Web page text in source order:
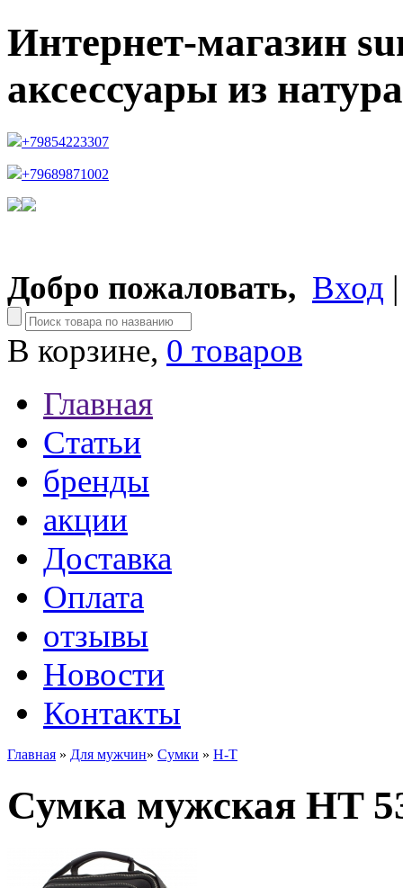
Интернет-магазин
аксессуары из
+79854223307
+79689871002
Добро пожаловать, Вход
В корзине, 0 товаров
Главная
Статьи
бренды
акции
Доставка
Оплата
отзывы
Новости
Контакты
Главная » Для мужчин» Сумки » H-T
Сумка мужская HT